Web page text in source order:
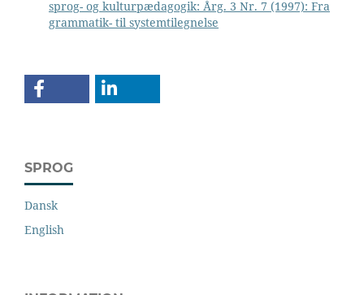
sprog- og kulturpædagogik: Årg. 3 Nr. 7 (1997): Fra
grammatik- til systemtilegnelse
SPROG
Dansk
English